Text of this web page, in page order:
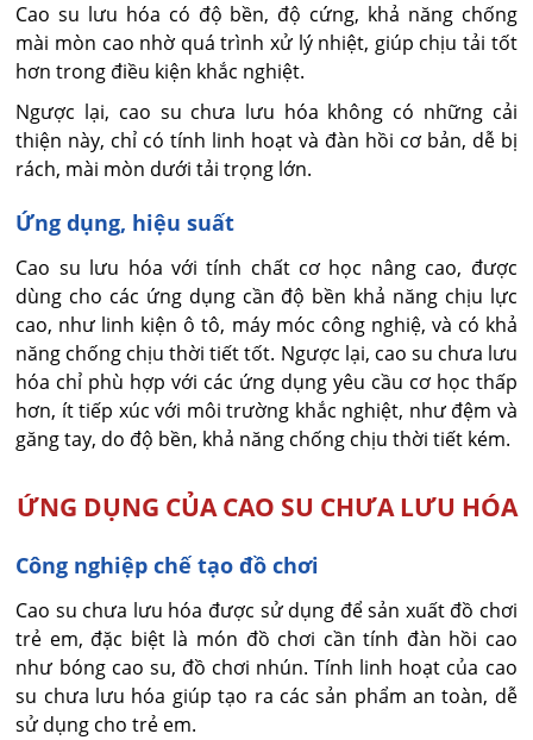
Cao su lưu hóa có độ bền, độ cứng, khả năng chống
mài mòn cao nhờ quá trình xử lý nhiệt, giúp chịu tải tốt
hơn trong điều kiện khắc nghiệt.
Ngược lại, cao su chưa lưu hóa không có những cải
thiện này, chỉ có tính linh hoạt và đàn hồi cơ bản, dễ bị
rách, mài mòn dưới tải trọng lớn.
Ứng dụng, hiệu suất
Cao su lưu hóa với tính chất cơ học nâng cao, được
dùng cho các ứng dụng cần độ bền khả năng chịu lực
cao, như linh kiện ô tô, máy móc công nghiệ, và có khả
năng chống chịu thời tiết tốt. Ngược lại, cao su chưa lưu
hóa chỉ phù hợp với các ứng dụng yêu cầu cơ học thấp
hơn, ít tiếp xúc với môi trường khắc nghiệt, như đệm và
găng tay, do độ bền, khả năng chống chịu thời tiết kém.
ỨNG DỤNG CỦA CAO SU CHƯA LƯU HÓA
Công nghiệp chế tạo đồ chơi
Cao su chưa lưu hóa được sử dụng để sản xuất đồ chơi
trẻ em, đặc biệt là món đồ chơi cần tính đàn hồi cao
như bóng cao su, đồ chơi nhún. Tính linh hoạt của cao
su chưa lưu hóa giúp tạo ra các sản phẩm an toàn, dễ
sử dụng cho trẻ em.